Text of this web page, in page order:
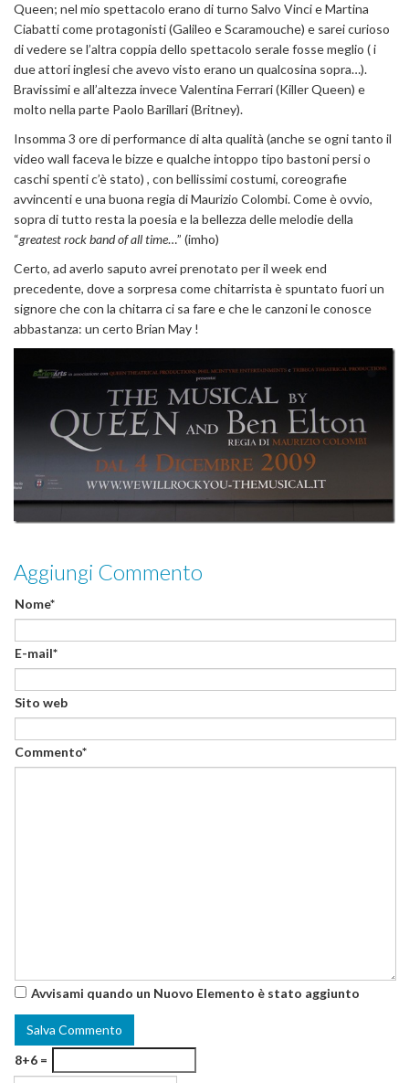
Queen; nel mio spettacolo erano di turno Salvo Vinci e Martina
Ciabatti come protagonisti (Galileo e Scaramouche) e sarei curioso
di vedere se l’altra coppia dello spettacolo serale fosse meglio ( i
due attori inglesi che avevo visto erano un qualcosina sopra…).
Bravissimi e all’altezza invece Valentina Ferrari (Killer Queen) e
molto nella parte Paolo Barillari (Britney).
Insomma 3 ore di performance di alta qualità (anche se ogni tanto il
video wall faceva le bizze e qualche intoppo tipo bastoni persi o
caschi spenti c’è stato) , con bellissimi costumi, coreografie
avvincenti e una buona regia di Maurizio Colombi. Come è ovvio,
sopra di tutto resta la poesia e la bellezza delle melodie della
“greatest rock band of all time…” (imho)
Certo, ad averlo saputo avrei prenotato per il week end
precedente, dove a sorpresa come chitarrista è spuntato fuori un
signore che con la chitarra ci sa fare e che le canzoni le conosce
abbastanza: un certo Brian May !
Aggiungi Commento
Nome*
E-mail*
Sito web
Commento*
Avvisami quando un Nuovo Elemento è stato aggiunto
8+6 =